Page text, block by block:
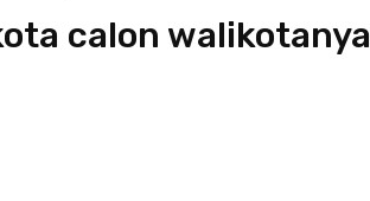
calon walikotanya